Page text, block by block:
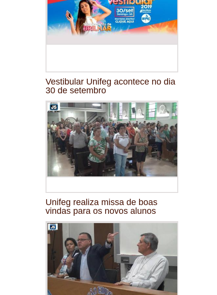
Vestibular Unifeg acontece no dia
30 de setembro
Unifeg realiza missa de boas
vindas para os novos alunos